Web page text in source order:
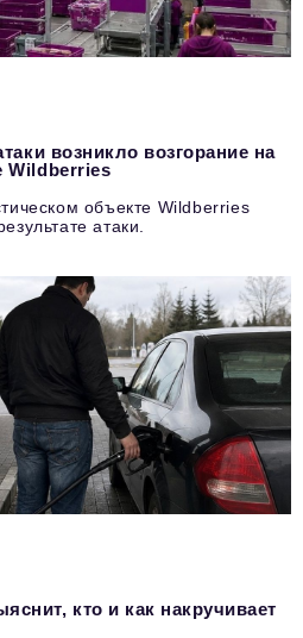
возникло возгорание на
Wildberries
объекте Wildberries
атаки.
кто и как накручивает